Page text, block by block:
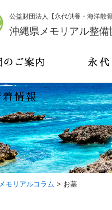
公益財団法人【永代供養・海洋散
沖縄県メモリアル整備
メモリアルコラム > お墓